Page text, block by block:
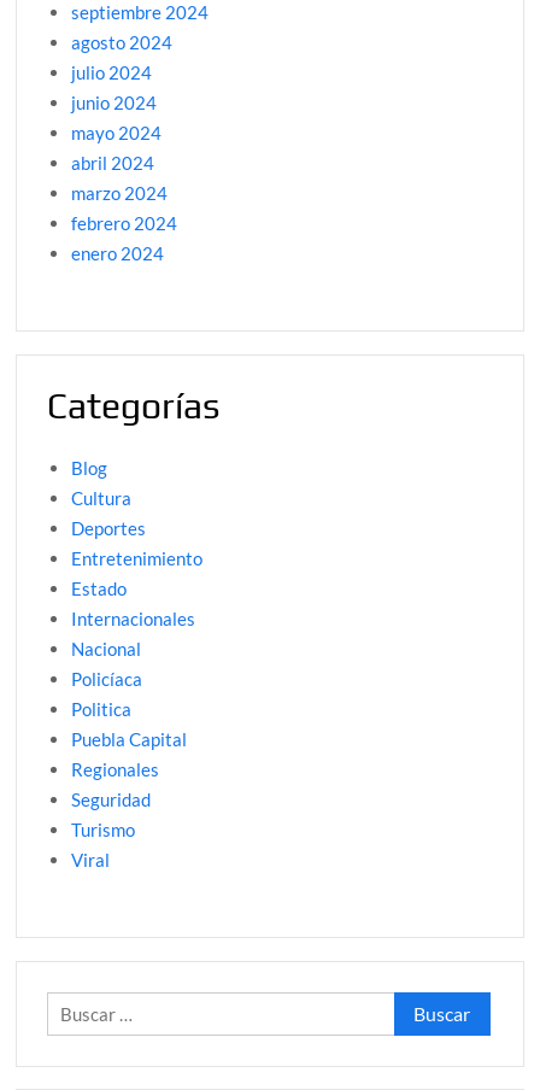
septiembre 2024
agosto 2024
julio 2024
junio 2024
mayo 2024
abril 2024
marzo 2024
febrero 2024
enero 2024
Categorías
Blog
Cultura
Deportes
Entretenimiento
Estado
Internacionales
Nacional
Policíaca
Politica
Puebla Capital
Regionales
Seguridad
Turismo
Viral
Buscar: